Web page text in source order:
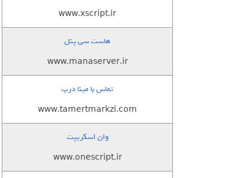
www.xscript.ir
هاست سی پنل
www.manaserver.ir
تماس با مینا درب
www.tamertmarkzi.com
وان اسکریپت
www.onescript.ir